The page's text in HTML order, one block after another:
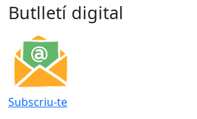
Butlletí digital
Subscriu-te